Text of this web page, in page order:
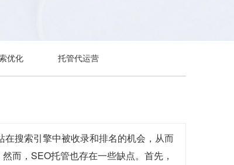
优化 托管代运营
搜索引擎中被收录和排名的机会，从而
而，SEO托管也存在一些缺点。首先，